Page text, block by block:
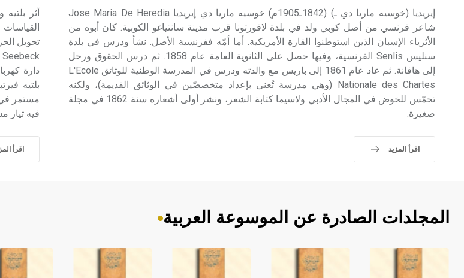
إيريديا (خوسيه ماريا دي ـ) (1842ـ1905م) خوسيه ماريا دي إيريديا Jose Maria De Heredia
شاعر فرنسي من أصل كوبي ولد في بلدة لافورتونا قرب مدينة سانتياغو الكوبية. كان أبوه من
الأثرياء الإسبان الذين استوطنوا القارة الأمريكية. أما أمّه ففرنسية الأصل. نشأ ودرس في بلدة
سنليس Senlis الفرنسية، وفيها حصل على الثانوية العامة عام 1858. ثم درس الحقوق ورحل
إلى هافانة. ثم عاد عام 1861 إلى باريس مع والدته ودرس في المدرسة الوطنية للوثائق L'Ecole
Nationale des Chartes (وهي مدرسة تُعنى بإعداد متخصصّين في الوثائق القديمة)، ولكنه
تحمّس للخوض في المجال الأدبي ولاسيما كتابة الشعر، ونشر أولى أشعاره سنة 1862 في مجلة
صغيرة.
اقرأ المزيد
أثر
تحويل
دارة
بلتيه
مستمر في
فيه تيار
اقرأ
المجلدات الصادرة عن الموسوعة العربية